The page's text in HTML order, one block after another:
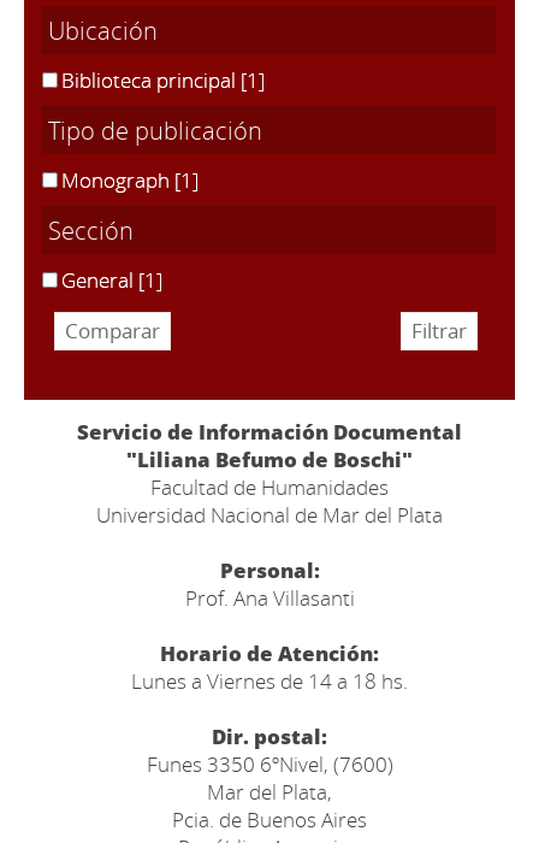
Ubicación
Biblioteca principal [1]
Tipo de publicación
Monograph [1]
Sección
General [1]
Servicio de Información Documental
"Liliana Befumo de Boschi"
Facultad de Humanidades
Universidad Nacional de Mar del Plata
Personal:
Prof. Ana Villasanti
Horario de Atención:
Lunes a Viernes de 14 a 18 hs.
Dir. postal:
Funes 3350 6ºNivel, (7600)
Mar del Plata,
Pcia. de Buenos Aires